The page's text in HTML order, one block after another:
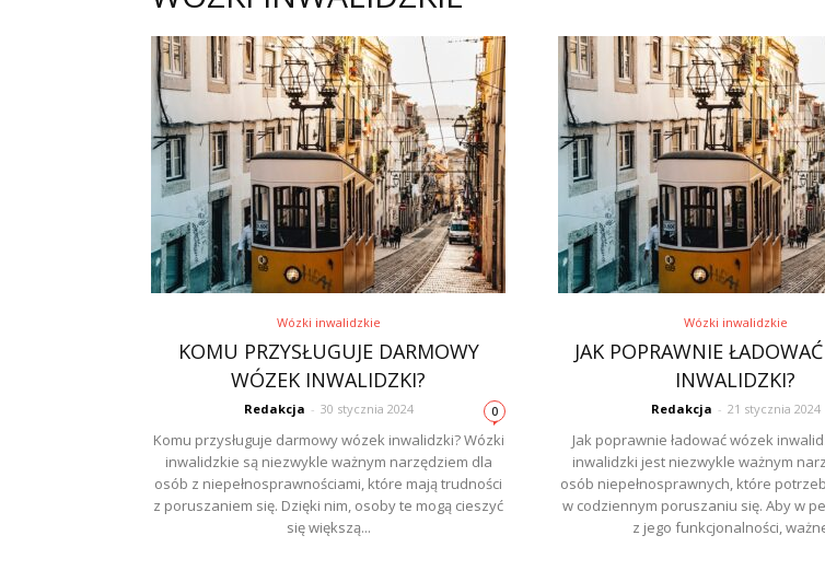
Wózki inwalidzkie
KOMU PRZYSŁUGUJE DARMOWY
WÓZEK INWALIDZKI?
Redakcja - 30 stycznia 2024 0
Komu przysługuje darmowy wózek inwalidzki? Wózki
inwalidzkie są niezwykle ważnym narzędziem dla
osób z niepełnosprawnościami, które mają trudności
z poruszaniem się. Dzięki nim, osoby te mogą cieszyć
się większą...
Wózki inwalidzkie
JAK POPRAWNIE
INWALIDZKI?
Redakcja - 21 stycznia 2024
Jak poprawnie ładować wózek
inwalidzki jest niezwykle ważnym
osób niepełnosprawnych, które
w codziennym poruszaniu się. Aby w
z jego funkcjonalności,